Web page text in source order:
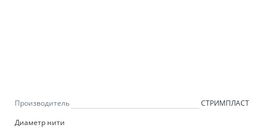
Производитель
СТРИМПЛАСТ
Диаметр нити